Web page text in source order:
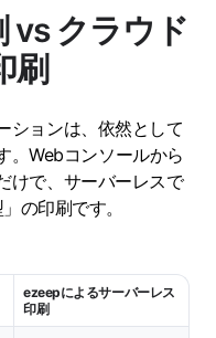
vs クラウド
刷
ションは、依然として
。Webコンソールから
けで、サーバーレスで
の印刷です。
ezeepによるサーバーレス
印刷